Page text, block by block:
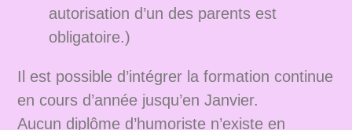
autorisation d’un des parents est
obligatoire.)
Il est possible d’intégrer la formation continue
en cours d’année jusqu’en Janvier.
Aucun diplôme d’humoriste n’existe en